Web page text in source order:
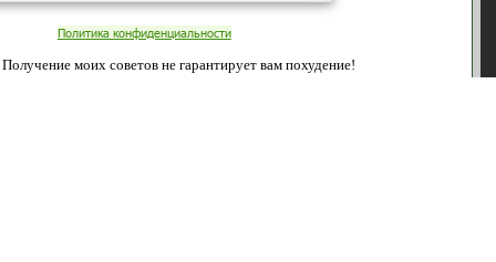
cookies. Оставаясь с нами, вы соглашаетесь с нашей
Согласен